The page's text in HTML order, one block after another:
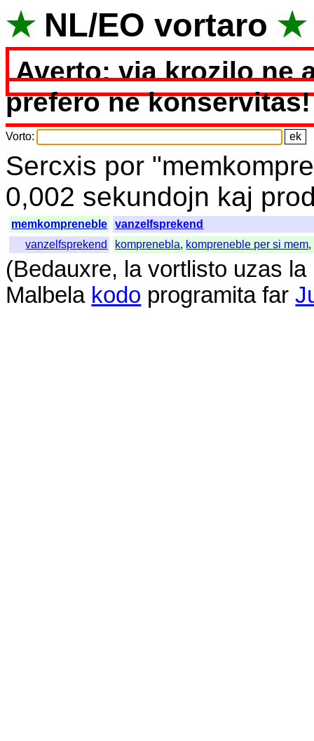
★ NL/EO vortaro ★
Averto: via krozilo ne
prefero ne konservitas!
Vorto:
Sercxis por "
0,002 sekundojn kaj
memkompreneble
vanzelfsprekend
vanzelfsprekend
komprenebla, kompreneble per si mem,
(Bedauxre, la vortlisto uzas la
Malbela kodo programita far